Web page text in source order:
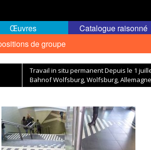
de groupe
Œuvres Catalogue raisonné
Travail in situ permanent Depuis le 1
Bahnof Wolfsburg, Wolfsburg, Allemagne